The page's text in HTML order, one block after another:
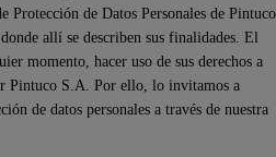
Protección de Datos Personales de Pintuco
allí se describen sus finalidades. El
momento, hacer uso de sus derechos a
Pintuco S.A. Por ello, lo invitamos a
de datos personales a través de nuestra